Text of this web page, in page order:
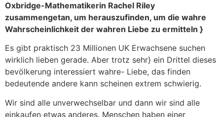
Oxbridge-Mathematikerin Rachel Riley
zusammengetan, um herauszufinden, um die wahre
Wahrscheinlichkeit der wahren Liebe zu ermitteln }
Es gibt praktisch 23 Millionen UK Erwachsene suchen
wirklich lieben gerade. Aber trotz sehr} ein Drittel dieses
bevölkerung interessiert wahre- Liebe, das finden
bedeutende andere kann scheinen extrem schwierig.
Wir sind alle unverwechselbar und dann wir sind alle
einkaufen etwas anderes. Menschen haben einer